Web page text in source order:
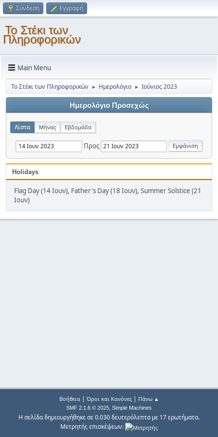
Σύνδεση Εγγραφή
Το Στέκι των
Πληροφορικών
Main Menu
Το Στέκι των Πληροφορικών ► Ημερολόγιο ► Ιούνιος 2023
Ημερολόγιο Προσεχώς
Λίστα Μήνας Εβδομάδα
Προς
Holidays
Flag Day (14 Ιουν), Father's Day (18 Ιουν), Summer Solstice (21
Ιουν)
Βοήθεια| Όροι και Κανόνες| Πάνω ▲
SMF 2.1.6 © 2025, Simple Machines
Η σελίδα δημιουργήθηκε σε 0.030 δευτερόλεπτα με 17 ερωτήματα.
Μετρητής επισκέψεων: